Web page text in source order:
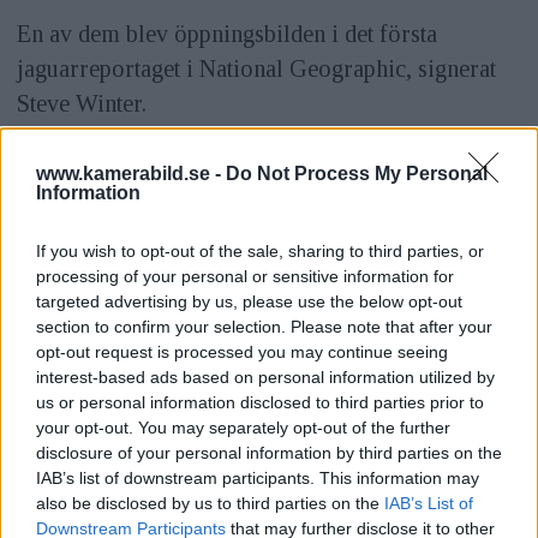
www.kamerabild.se - Do Not Process My Personal
Information
If you wish to opt-out of the sale, sharing to third parties, or
processing of your personal or sensitive information for
targeted advertising by us, please use the below opt-out
section to confirm your selection. Please note that after your
opt-out request is processed you may continue seeing
interest-based ads based on personal information utilized by
us or personal information disclosed to third parties prior to
your opt-out. You may separately opt-out of the further
disclosure of your personal information by third parties on the
IAB’s list of downstream participants. This information may
also be disclosed by us to third parties on the IAB’s List of
Downstream Participants that may further disclose it to other
En av dem blev öppningsbilden i det första
jaguarreportaget i National Geographic, signerat
Steve Winter.
– Det här är gamla historier. Men det var så jag
lärde mig, genom att göra misstag. Det är därför
medan du är ute på fältet.
Det här låter som att det var en farlig situation?
ANNONS
– Väldigt farlig. När han sa till mig att backa kunde
jag inte andas, kameran skakade i mina händer och
det kändes som att hjärtat var uppe i halsen.